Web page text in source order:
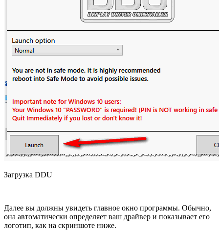
Загрузка DDU
Далее вы должны увидеть главное окно программы. Обычно,
она автоматически определяет ваш драйвер и показывает его
логотип, как на скриншоте ниже.